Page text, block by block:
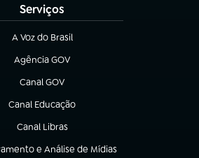
Serviços
A Voz do Brasil
(abre em nova aba)
Agência GOV
(abre em nova aba)
Canal GOV
(abre em nova aba)
Canal Educação
(abre em nova aba)
Canal Libras
(abre em nova aba)
e Análise de Mídias
nova aba)